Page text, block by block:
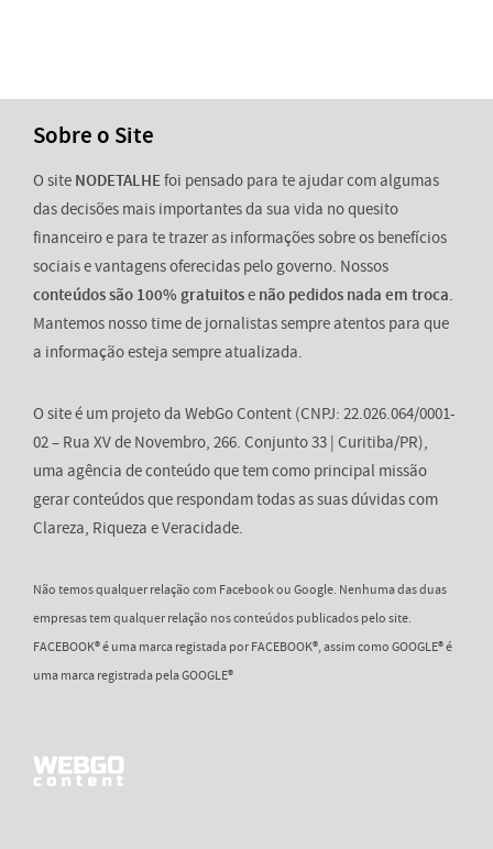
Sobre o Site
O site NODETALHEfoi pensado para te ajudar com algumas
das decisões mais importantes da sua vida no quesito
financeiro e para te trazer as informações sobre os benefícios
sociais e vantagens oferecidas pelo governo. Nossos
conteúdos são 100% gratuitose não pedidos nada em troca.
Mantemos nosso time de jornalistas sempre atentos para que
a informação esteja sempre atualizada.
O site é um projeto da WebGo Content (CNPJ: 22.026.064/0001-
02 – Rua XV de Novembro, 266. Conjunto 33 | Curitiba/PR),
uma agência de conteúdo que tem como principal missão
gerar conteúdos que respondam todas as suas dúvidas com
Clareza, Riqueza e Veracidade.
Não temos qualquer relação com Facebook ou Google. Nenhuma das duas
empresas tem qualquer relação nos conteúdos publicados pelo site.
FACEBOOK® é uma marca registada por FACEBOOK®, assim como GOOGLE® é
uma marca registrada pela GOOGLE®